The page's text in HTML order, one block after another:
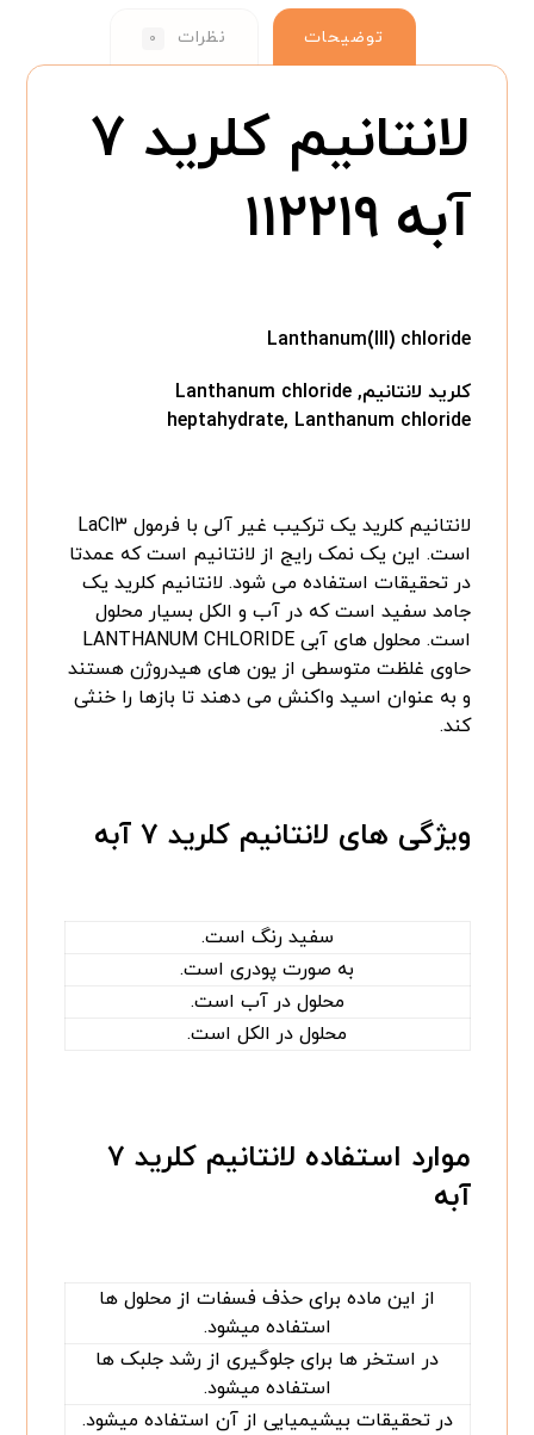
توضیحات نظرات ۰
لانتانیم کلرید ۷
آبه ۱۱۲۲۱۹
Lanthanum(III) chloride
کلرید لانتانیم, Lanthanum chloride
heptahydrate, Lanthanum chloride
لانتانیم کلرید یک ترکیب غیر آلی با فرمول LaCl۳
است. این یک نمک رایج از لانتانیم است که عمدتا
در تحقیقات استفاده می شود. لانتانیم کلرید یک
جامد سفید است که در آب و الکل بسیار محلول
است. محلول های آبی LANTHANUM CHLORIDE
حاوی غلظت متوسطی از یون های هیدروژن هستند
و به عنوان اسید واکنش می دهند تا بازها را خنثی
کند.
ویژگی های لانتانیم کلرید ۷ آبه
سفید رنگ است.
به صورت پودری است.
محلول در آب است.
محلول در الکل است.
موارد استفاده لانتانیم کلرید ۷
آبه
از این ماده برای حذف فسفات از محلول ها
استفاده میشود.
در استخر ها برای جلوگیری از رشد جلبک ها
استفاده میشود.
در تحقیقات بیشیمیایی از آن استفاده میشود.